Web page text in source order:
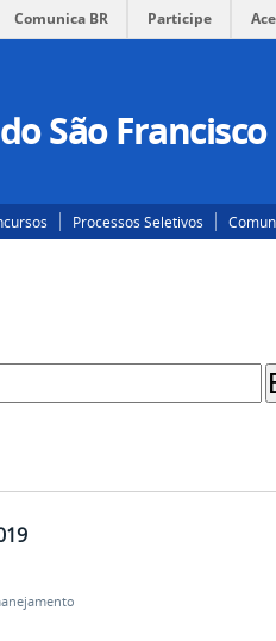
Comunica BR Participe
São Francisco
Processos Seletivos